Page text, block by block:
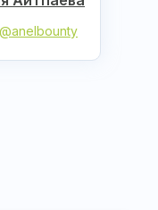
@anelbounty